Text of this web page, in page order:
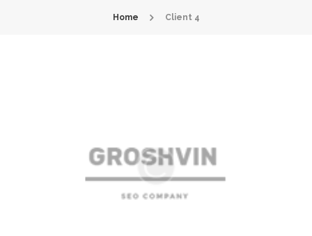
Home Client 4